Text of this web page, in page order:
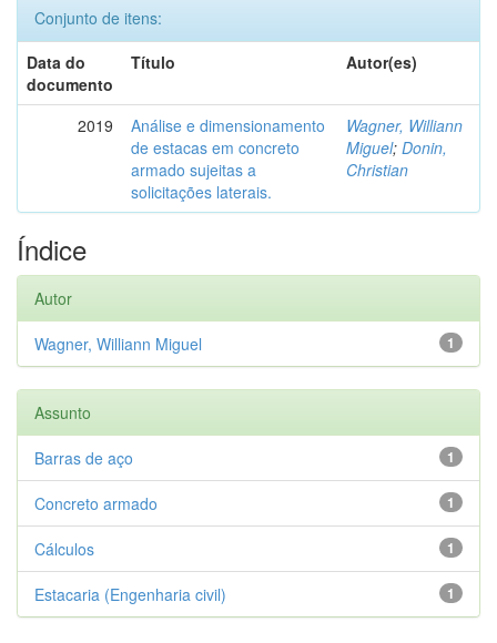
Conjunto de itens:
Data do
documento
Título Autor(es)
2019
Análise e dimensionamento
de estacas em concreto
armado sujeitas a
solicitações laterais.
Wagner, Williann
Miguel; Donin,
Christian
Índice
Autor
1
Wagner, Williann Miguel
Assunto
1
Barras de aço
1
Concreto armado
1
Cálculos
1
Estacaria (Engenharia civil)